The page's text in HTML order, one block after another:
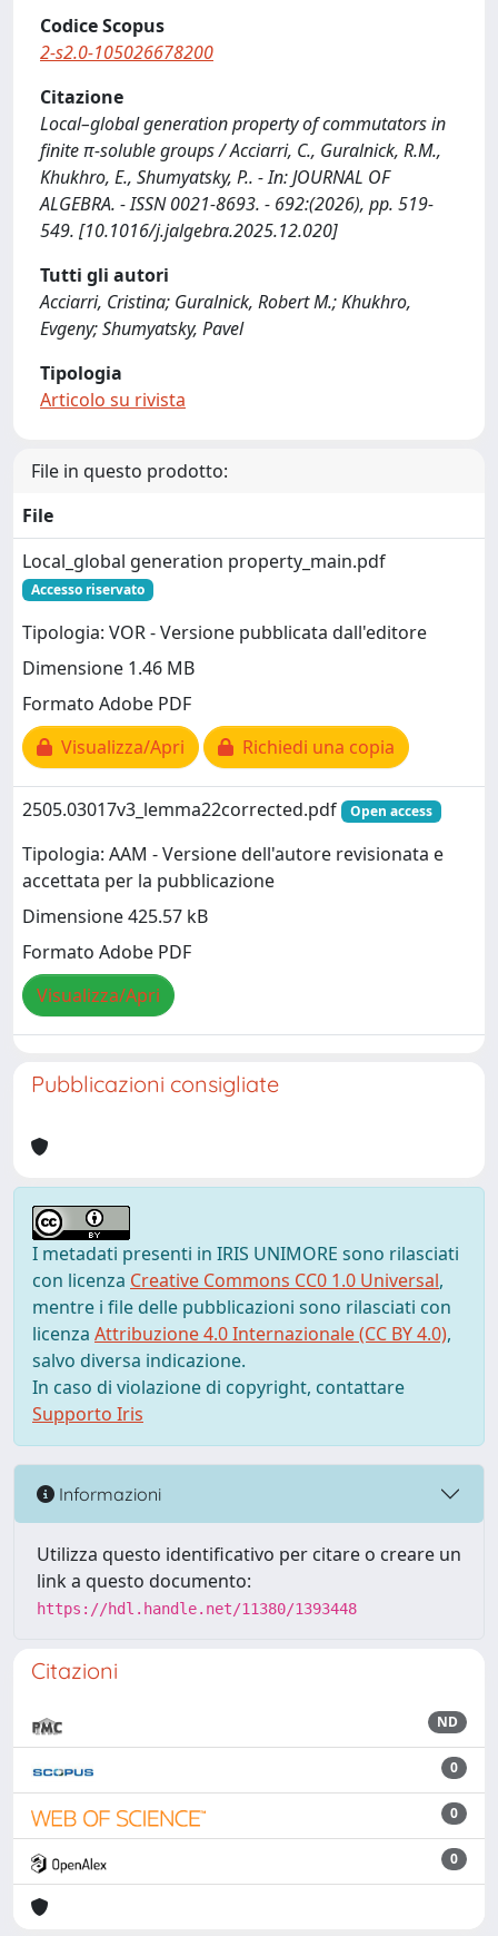
Codice Scopus
2-s2.0-105026678200
Citazione
Local–global generation property of commutators in
finite π-soluble groups / Acciarri, C., Guralnick, R.M.,
Khukhro, E., Shumyatsky, P.. - In: JOURNAL OF
ALGEBRA. - ISSN 0021-8693. - 692:(2026), pp. 519-
549. [10.1016/j.jalgebra.2025.12.020]
Tutti gli autori
Acciarri, Cristina; Guralnick, Robert M.; Khukhro,
Evgeny; Shumyatsky, Pavel
Tipologia
Articolo su rivista
File in questo prodotto:
File
Local_global generation property_main.pdf
Accesso riservato
Tipologia: VOR - Versione pubblicata dall'editore
Dimensione 1.46 MB
Formato Adobe PDF
Visualizza/Apri
Richiedi una copia
2505.03017v3_lemma22corrected.pdf Open access
Tipologia: AAM - Versione dell'autore revisionata e
accettata per la pubblicazione
Dimensione 425.57 kB
Formato Adobe PDF
Visualizza/Apri
Pubblicazioni consigliate
I metadati presenti in IRIS UNIMORE sono rilasciati
con licenza Creative Commons CC0 1.0 Universal,
mentre i file delle pubblicazioni sono rilasciati con
licenza Attribuzione 4.0 Internazionale (CC BY 4.0),
salvo diversa indicazione.
In caso di violazione di copyright, contattare
Supporto Iris
Informazioni
Utilizza questo identificativo per citare o creare un
link a questo documento:
https://hdl.handle.net/11380/1393448
Citazioni
ND
0
0
0